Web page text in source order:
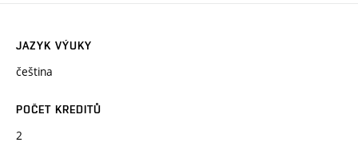
JAZYK VÝUKY
čeština
POČET KREDITŮ
2